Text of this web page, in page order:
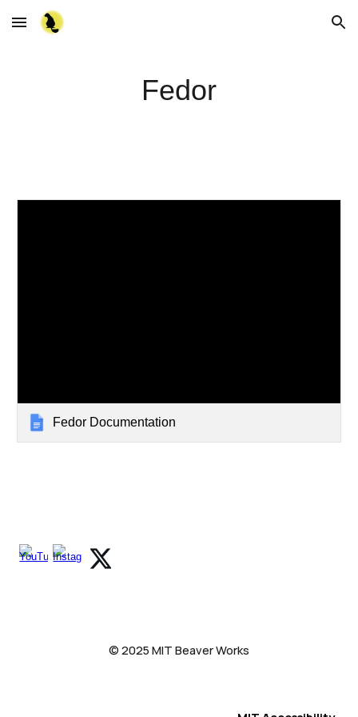
Skip to main content Skip to navigation
Fedor
Fedor Documentation
© 2025 MIT Beaver Works